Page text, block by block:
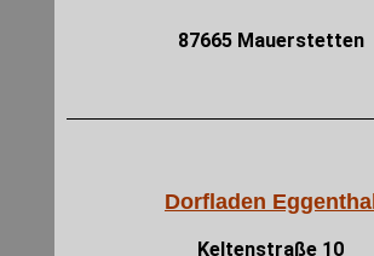
87665 Mauerstetten
Dorfladen Eggenthal
Keltenstraße 10